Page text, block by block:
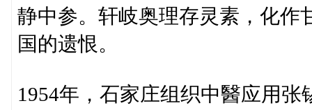
静中参。轩岐奥理存灵素，化作
国的遗恨。
1954年，石家庄组织中醫应用